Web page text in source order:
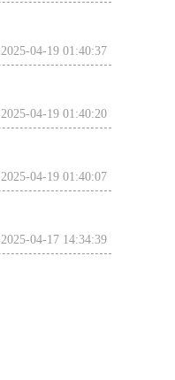
2025-04-19 01:40:37
2025-04-19 01:40:20
2025-04-19 01:40:07
2025-04-17 14:34:39